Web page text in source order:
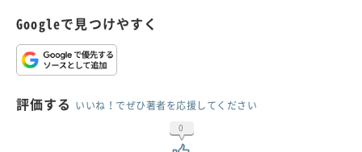
Googleで見つけやすく
評価する いいね！でぜひ著者を応援してください
0